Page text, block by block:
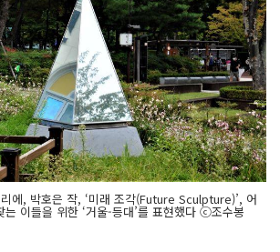
에, 박호은 작, ‘미래 조각(Future Sculpture)’, 어
는 이들을 위한 ‘거울-등대’를 표현했다 ⓒ조수봉